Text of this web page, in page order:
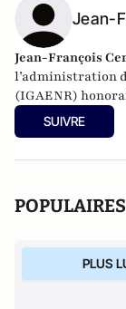
Jean-
Jean-François
l’administration
(IGAENR)
SUIVRE
POPULAIRES
PLUS